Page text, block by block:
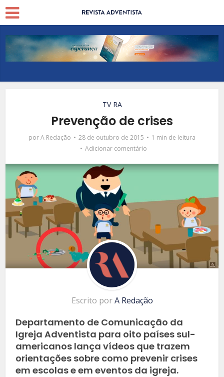
TV RA
Prevenção de crises
porA Redação 28 de outubro de 2015
1 min de leitura
Adicionar comentário
Escrito porA Redação
Departamento de Comunicação da
Igreja Adventista para oito países sul-
americanos lança vídeos que trazem
orientações sobre como prevenir crises
em escolas e em eventos da igreja.